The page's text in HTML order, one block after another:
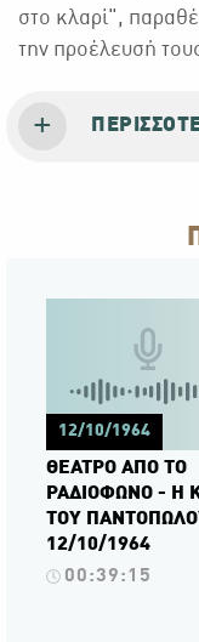
στο κλαρί",
την προέλευσή
12/10/1964
ΘΕΑΤΡΟ ΑΠΟ ΤΟ
ΡΑΔΙΟΦΩΝΟ - Η
ΤΟΥ
12/10/1964
00:39:15